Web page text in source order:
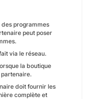
des programmes
peut poser
via le réseau.
la boutique
partenaire.
doit fournir les
complète et